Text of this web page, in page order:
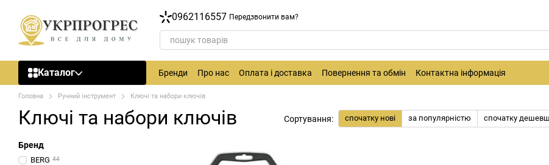
0962116557 Передзвонити вам?
Каталог Бренди Про нас Оплата і доставка Повернення та обмін Контактна інформація
Головна Ручний інструмент Ключі та набори ключів
Ключі та набори ключів Сортування: спочатку нові за популярністю спочатку
Бренд
BERG 44